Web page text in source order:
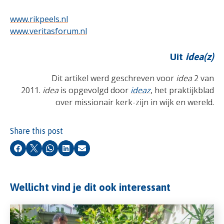
www.rikpeels.nl
www.veritasforum.nl
Uit idea(z)
Dit artikel werd geschreven voor idea 2 van
2011. idea is opgevolgd door ideaz, het praktijkblad
over missionair kerk-zijn in wijk en wereld.
Share this post
Facebook
X Whatsapp
LinkedIn
Email
Wellicht vind je dit ook interessant